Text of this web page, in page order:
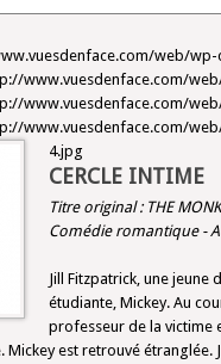
web/wp-
www.vuesdenface.com/
www.vuesdenface.com/
www.vuesdenface.com/
4.jpg
CERCLE INTIME
Titre original : THE
Comédie romantique -
Jill Fitzpatrick, une jeune
étudiante, Mickey. Au
professeur de la victime
Mickey est retrouvé